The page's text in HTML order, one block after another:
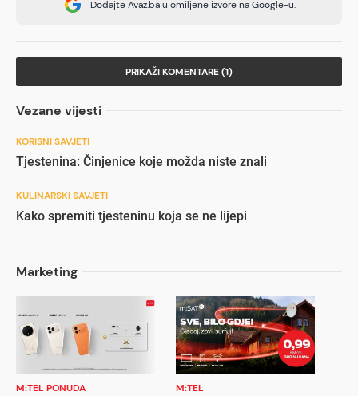
Dodajte Avaz.ba u omiljene izvore na Google-u.
PRIKAŽI KOMENTARE (1)
Vezane vijesti
KORISNI SAVJETI
Tjestenina: Činjenice koje možda niste znali
KULINARSKI SAVJETI
Kako spremiti tjesteninu koja se ne lijepi
Marketing
M:TEL PONUDA M:TEL